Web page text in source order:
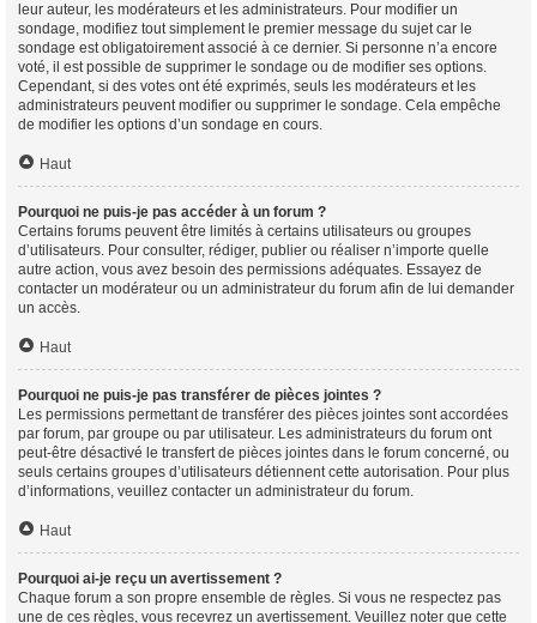
leur auteur, les modérateurs et les administrateurs. Pour modifier un
sondage, modifiez tout simplement le premier message du sujet car le
sondage est obligatoirement associé à ce dernier. Si personne n’a encore
voté, il est possible de supprimer le sondage ou de modifier ses options.
Cependant, si des votes ont été exprimés, seuls les modérateurs et les
administrateurs peuvent modifier ou supprimer le sondage. Cela empêche
de modifier les options d’un sondage en cours.
Haut
Pourquoi ne puis-je pas accéder à un forum ?
Certains forums peuvent être limités à certains utilisateurs ou groupes
d’utilisateurs. Pour consulter, rédiger, publier ou réaliser n’importe quelle
autre action, vous avez besoin des permissions adéquates. Essayez de
contacter un modérateur ou un administrateur du forum afin de lui demander
un accès.
Haut
Pourquoi ne puis-je pas transférer de pièces jointes ?
Les permissions permettant de transférer des pièces jointes sont accordées
par forum, par groupe ou par utilisateur. Les administrateurs du forum ont
peut-être désactivé le transfert de pièces jointes dans le forum concerné, ou
seuls certains groupes d’utilisateurs détiennent cette autorisation. Pour plus
d’informations, veuillez contacter un administrateur du forum.
Haut
Pourquoi ai-je reçu un avertissement ?
Chaque forum a son propre ensemble de règles. Si vous ne respectez pas
une de ces règles, vous recevrez un avertissement. Veuillez noter que cette